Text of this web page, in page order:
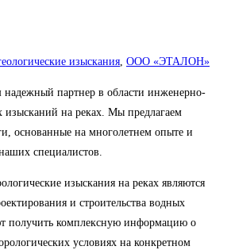
изыскания, ООО «ЭТАЛОН»
партнер в области инженерно-
изысканий на реках. Мы предлагаем
основанные на многолетнем опыте и
специалистов.
изыскания на реках являются
и строительства водных
получить комплексную информацию о
условиях на конкретном